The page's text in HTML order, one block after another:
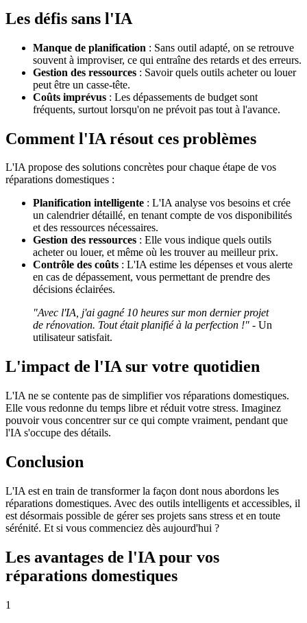
Les défis sans l'IA
Manque de planification : Sans outil adapté, on se retrouve
souvent à improviser, ce qui entraîne des retards et des erreurs.
Gestion des ressources : Savoir quels outils acheter ou louer
peut être un casse-tête.
Coûts imprévus : Les dépassements de budget sont
fréquents, surtout lorsqu'on ne prévoit pas tout à l'avance.
Comment l'IA résout ces problèmes
L'IA propose des solutions concrètes pour chaque étape de vos
réparations domestiques :
Planification intelligente : L'IA analyse vos besoins et crée
un calendrier détaillé, en tenant compte de vos disponibilités
et des ressources nécessaires.
Gestion des ressources : Elle vous indique quels outils
acheter ou louer, et même où les trouver au meilleur prix.
Contrôle des coûts : L'IA estime les dépenses et vous alerte
en cas de dépassement, vous permettant de prendre des
décisions éclairées.
"Avec l'IA, j'ai gagné 10 heures sur mon dernier projet
de rénovation. Tout était planifié à la perfection !" - Un
utilisateur satisfait.
L'impact de l'IA sur votre quotidien
L'IA ne se contente pas de simplifier vos réparations domestiques.
Elle vous redonne du temps libre et réduit votre stress. Imaginez
pouvoir vous concentrer sur ce qui compte vraiment, pendant que
l'IA s'occupe des détails.
Conclusion
L'IA est en train de transformer la façon dont nous abordons les
réparations domestiques. Avec des outils intelligents et accessibles, il
est désormais possible de gérer ses projets sans stress et en toute
sérénité. Et si vous commenciez dès aujourd'hui ?
Les avantages de l'IA pour vos
réparations domestiques
1